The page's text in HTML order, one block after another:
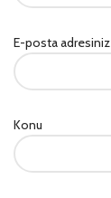
E-posta adresiniz
Konu